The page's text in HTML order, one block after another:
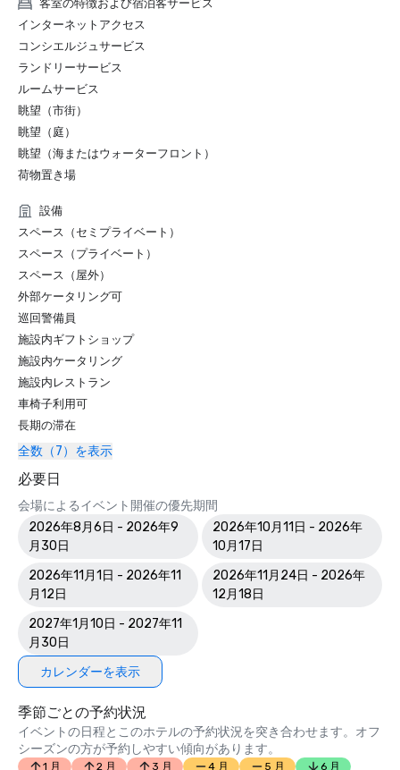
(SHA)
- 9th best Resort in Thailand in the 2023 Condé Nast
Traveler Readers’ Choice Awards (Anantara Riverside
Bangkok)
- 2023 Travelers' Choice by TripAdvisor
- UNESCO Sustainable Travel Pledge, in partnership with
客室の特徴および宿泊客サービス
インターネットアクセス
コンシエルジュサービス
ランドリーサービス
ルームサービス
眺望（市街）
眺望（庭）
眺望（海またはウォーターフロント）
荷物置き場
設備
スペース（セミプライベート）
スペース（プライベート）
スペース（屋外）
外部ケータリング可
巡回警備員
施設内ギフトショップ
施設内ケータリング
施設内レストラン
車椅子利用可
長期の滞在
全数（7）を表示
必要日
会場によるイベント開催の優先期間
2026年8月6日 - 2026年9
月30日
2026年10月11日 - 2026年
10月17日
2026年11月1日 - 2026年11
月12日
2026年11月24日 - 2026年
12月18日
2027年1月10日 - 2027年11
月30日
カレンダーを表示
季節ごとの予約状況
イベントの日程とこのホテルの予約状況を突き合わせます。オフ
シーズンの方が予約しやすい傾向があります。
1 月 2 月 3 月 4 月 5 月 6 月